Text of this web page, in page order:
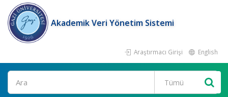
Akademik Veri Yönetim Sistemi
Araştırmacı Girişi English
Ara